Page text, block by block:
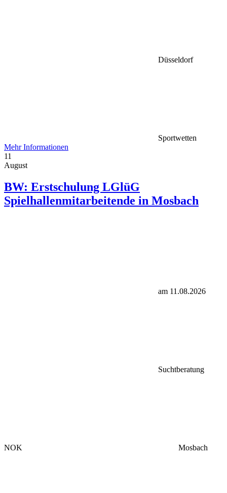
Düsseldorf
Sportwetten
Mehr Informationen
11
August
BW: Erstschulung LGlüG
Spielhallenmitarbeitende in Mosbach
am 11.08.2026
Suchtberatung
NOK Mosbach